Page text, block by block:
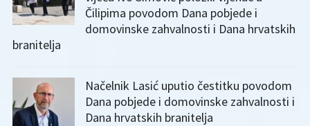
Čilipima povodom Dana pobjede i
domovinske zahvalnosti i Dana hrvatskih
branitelja
Načelnik Lasić uputio čestitku povodom
Dana pobjede i domovinske zahvalnosti i
Dana hrvatskih branitelja